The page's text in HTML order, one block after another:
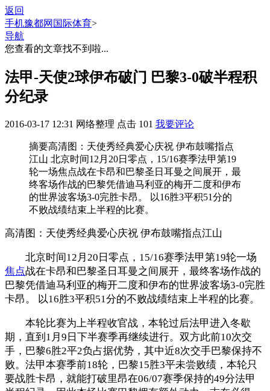
返回
手机豫都网 国际体育>
导航
您查看的文章找不到啦...
法甲-天使2球伊布破门 巴黎3-0破半程积
分纪录
2016-03-17 12:31 网络整理 点击 101 我要评论
摘要高清图：天使秀经典爱心庆祝 伊布鼓嘴指点
江山 北京时间12月20日零点，15/16赛季法甲第19
轮一场焦点战在卡昂和巴黎圣日耳曼之间展开，最
终客场作战的巴黎凭借迪马利亚的梅开二度和伊布
的世界波客场3-0完胜卡昂。 以16胜3平积51分的
不败战绩结束上半程的比赛。
高清图：天使秀经典爱心庆祝 伊布鼓嘴指点江山
北京时间12月20日零点，15/16赛季法甲第19轮一场
焦点战在卡昂和巴黎圣日耳曼之间展开，最终客场作战的
巴黎凭借迪马利亚的梅开二度和伊布的世界波客场3-0完胜
卡昂。 以16胜3平积51分的不败战绩结束上半程的比赛。
本轮比赛为上半程收官战，本轮过后法甲进入冬歇
期，直到1月9日下半赛季再继续进行。双方此前10次交
手，巴黎6胜2平2负占据优势，其中近8次交手巴黎保持不
败。法甲本赛季前18轮，巴黎15胜3平未尝败绩，本轮只
要战胜卡昂，就能打破里昂在06/07赛季保持的49分法甲